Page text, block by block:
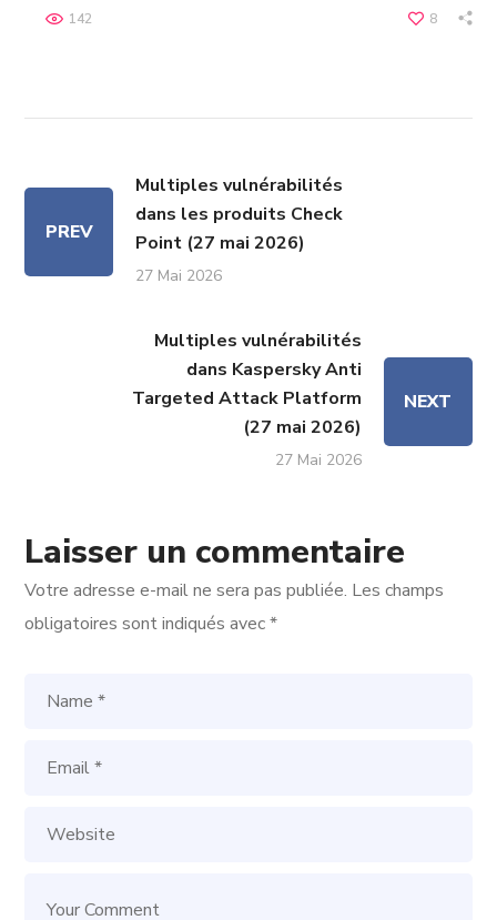
8
142
PREV
Multiples vulnérabilités
dans les produits Check
Point (27 mai 2026)
27 Mai 2026
Multiples vulnérabilités
dans Kaspersky Anti
Targeted Attack Platform
(27 mai 2026)
27 Mai 2026
NEXT
Laisser un commentaire
Votre adresse e-mail ne sera pas publiée. Les champs
obligatoires sont indiqués avec*